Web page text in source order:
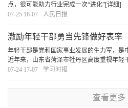
点，很可能助力行业完成一次“进化”[详细]
07-25 16-07
人民日报
激励年轻干部勇当先锋做好表率
年轻干部是党和国家事业发展的生力军，是
近年来，山东省菏泽市牡丹区高度重视年轻
勇担时代使命，主动投身改革发展主战场、
07-24 17-07 学习时报
查看更多